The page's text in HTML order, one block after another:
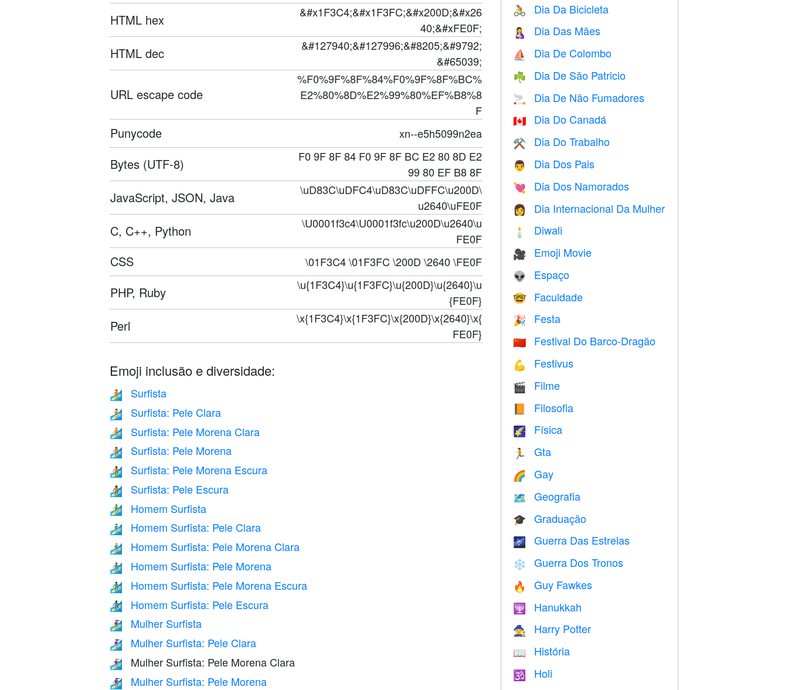
HTML hex
&#x1F3C4;&#x1F3FC;&#x200D;&#x26
40;&#xFE0F;
HTML dec
&#127940;&#127996;&#8205;&#9792;
&#65039;
URL escape code
%F0%9F%8F%84%F0%9F%8F%BC%
E2%80%8D%E2%99%80%EF%B8%8
F
Punycode xn--e5h5099n2ea
Bytes (UTF-8)
F0 9F 8F 84 F0 9F 8F BC E2 80 8D E2
99 80 EF B8 8F
JavaScript, JSON, Java
\uD83C\uDFC4\uD83C\uDFFC\u200D\
u2640\uFE0F
C, C++, Python
\U0001f3c4\U0001f3fc\u200D\u2640\u
FE0F
CSS \01F3C4 \01F3FC \200D \2640 \FE0F
PHP, Ruby
\u{1F3C4}\u{1F3FC}\u{200D}\u{2640}\u
{FE0F}
Perl
\x{1F3C4}\x{1F3FC}\x{200D}\x{2640}\x{
FE0F}
Emoji inclusão e diversidade:
🏄 Surfista
🏄🏻 Surfista: Pele Clara
🏄🏼 Surfista: Pele Morena Clara
🏄🏽 Surfista: Pele Morena
🏄🏾 Surfista: Pele Morena Escura
🏄🏿 Surfista: Pele Escura
🏄‍♂️ Homem Surfista
🏄🏻‍♂️ Homem Surfista: Pele Clara
🏄🏼‍♂️ Homem Surfista: Pele Morena Clara
🏄🏽‍♂️ Homem Surfista: Pele Morena
🏄🏾‍♂️ Homem Surfista: Pele Morena Escura
🏄🏿‍♂️ Homem Surfista: Pele Escura
🏄‍♀️ Mulher Surfista
🏄🏻‍♀️ Mulher Surfista: Pele Clara
🏄🏼‍♀️ Mulher Surfista: Pele Morena Clara
🏄🏽‍♀️ Mulher Surfista: Pele Morena
🚴 Dia Da Bicicleta
🤱 Dia Das Mães
⛵️ Dia De Colombo
☘️ Dia De São Patricio
🚬 Dia De Não Fumadores
🇨🇦 Dia Do Canadá
⚒️ Dia Do Trabalho
👨 Dia Dos Pais
💘 Dia Dos Namorados
👩 Dia Internacional Da Mulher
🕯 Diwali
🎥 Emoji Movie
👽 Espaço
🤓 Faculdade
🎉 Festa
🇨🇳 Festival Do Barco-Dragão
💪 Festivus
🎬 Filme
Filosofia
🌠 Física
🏃 Gta
🌈 Gay
🗺 Geografia
🎓 Graduação
🌌 Guerra Das Estrelas
❄️ Guerra Dos Tronos
🔥 Guy Fawkes
🕎 Hanukkah
🧙 Harry Potter
📖 História
🕉
Holi